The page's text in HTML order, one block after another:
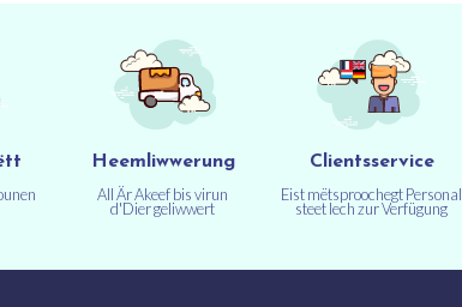
Heemliwwerung
All Är Akeef bis virun
d'Dier geliwwert
Clientsservice
Eist mëtsproochegt Personal
steet Iech zur Verfügung